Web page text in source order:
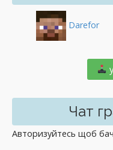
Darefor
Чат
Авторизуйтесь щоб